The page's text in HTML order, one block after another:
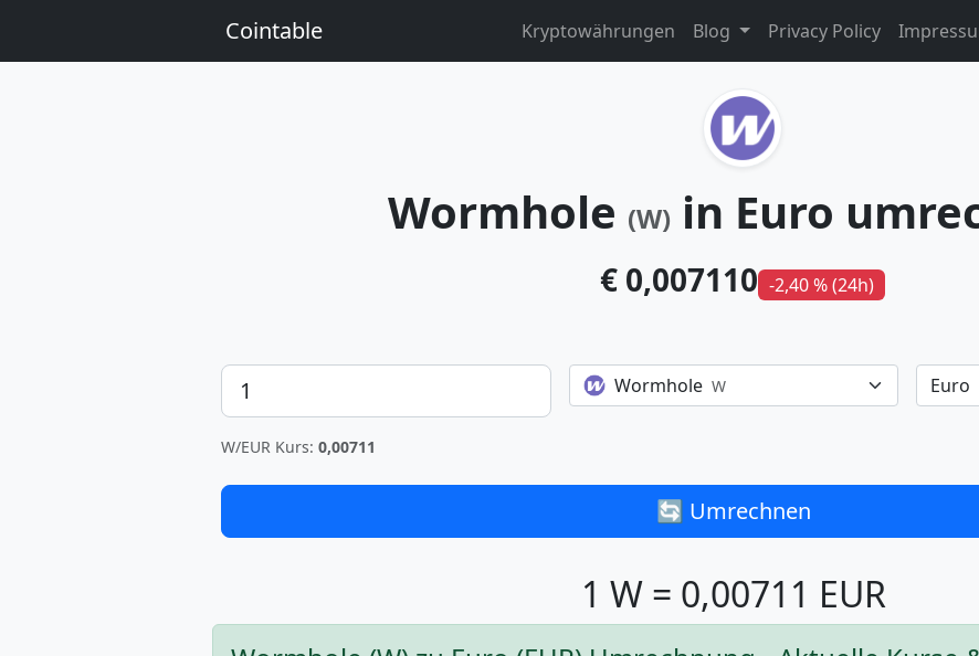
Cointable Kryptowährungen Blog Privacy Policy
Wormhole (W) in Euro
€ 0,007110 -2,40 % (24h)
Betrag Wormhole W Euro
W/EUR Kurs: 0,00711
🔄 Umrechnen
1 W = 0,00711 EUR